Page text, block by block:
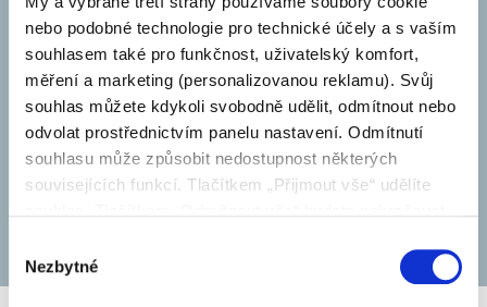
nebo podobné technologie pro technické účely a s vaším
souhlasem také pro funkčnost, uživatelský komfort,
měření a marketing (personalizovanou reklamu). Svůj
souhlas můžete kdykoli svobodně udělit, odmítnout nebo
odvolat prostřednictvím panelu nastavení. Odmítnutí
souhlasu může způsobit nedostupnost některých
souvisejících funkcí. Tlačítkem „Přijmout vše“ udělíte
používání souborů cookie.
souhlasu
Nezbytné
firmy
Objevte obsah a služby, které poskytujeme a které
vám pomohou v každodenní práci.